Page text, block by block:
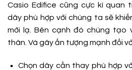
Casio Edifice cũng cực kì quan
dây phù hợp với chúng ta sẽ
mới lạ. Bên cạnh đó chúng tạo
thân. Và gây ấn tượng mạnh đối
Chọn dây cần thay phù hợp